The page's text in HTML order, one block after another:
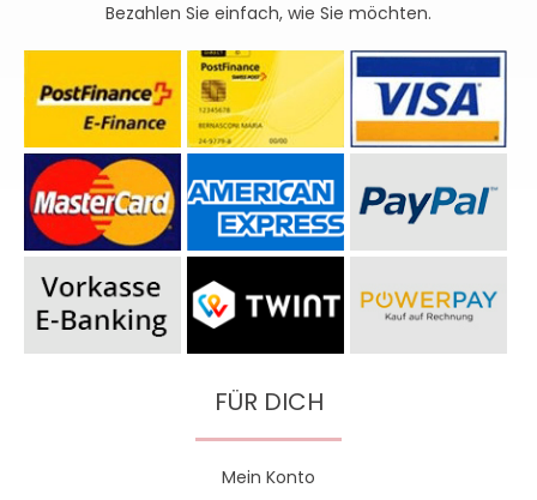
Bezahlen Sie einfach, wie Sie möchten.
FÜR DICH
Mein Konto